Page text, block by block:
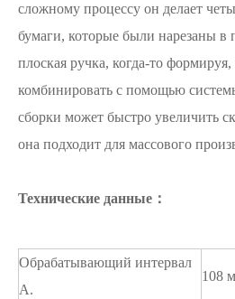
сложному процессу он делает
бумаги, которые были нарезаны в
плоская ручка, когда-то
комбинировать с помощью
сборки может быстро увеличить
она подходит для массового
Технические данные ：
Обрабатывающий интервал
A.
108